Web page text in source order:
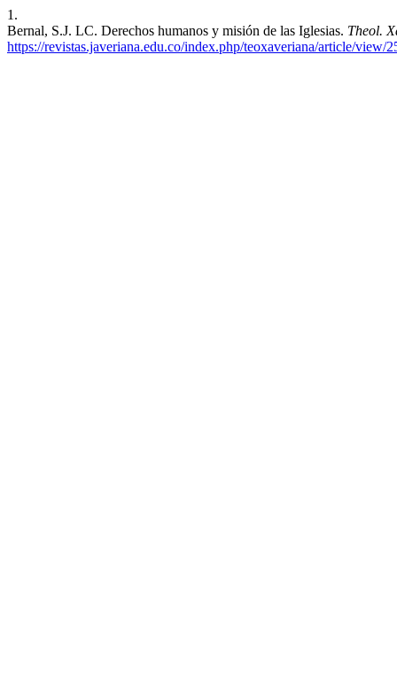
1.
Bernal, S.J. LC. Derechos humanos y misión de las Iglesias. Theol.
https://revistas.javeriana.edu.co/index.php/teoxaveriana/article/view/